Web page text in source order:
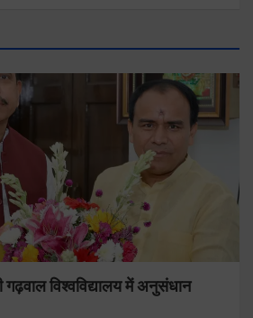
विश्वविद्यालय में अनुसंधान